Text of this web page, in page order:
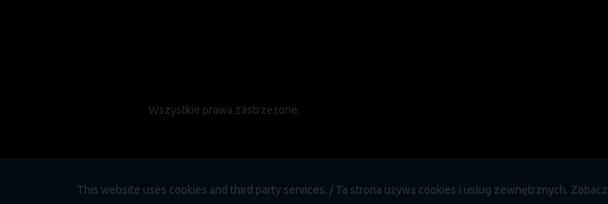
Wszystkie prawa zastrzeżone.
This website uses cookies and third party services. / Ta strona używa cookies i usług zewnętrznych. Zobacz